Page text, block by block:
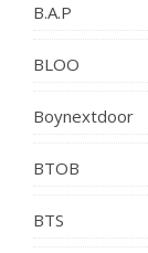
B.A.P
BLOO
Boynextdoor
BTOB
BTS